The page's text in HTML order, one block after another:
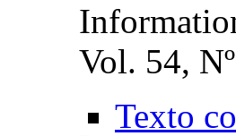
Vol. 54,
Texto